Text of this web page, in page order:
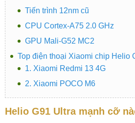
Tiến trình 12nm cũ
CPU Cortex-A75 2.0 GHz
GPU Mali-G52 MC2
Top điện thoại Xiaomi chip Helio
1. Xiaomi Redmi 13 4G
2. Xiaomi POCO M6
Helio G91 Ultra mạnh cỡ